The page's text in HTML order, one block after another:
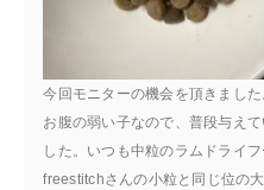
今回モニターの機会を頂きました
お腹の弱い子なので、普段与え
した。いつも中粒のラムドライ
freestitchさんの小粒と同じ位の